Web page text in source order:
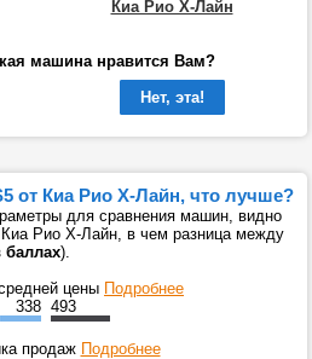
Киа Рио Х-Лайн
машина нравится Вам?
Нет, эта!
от Киа Рио Х-Лайн, что лучше?
для сравнения машин, видно
Рио Х-Лайн, в чем разница между
баллах).
цены Подробнее
338 493
продаж Подробнее